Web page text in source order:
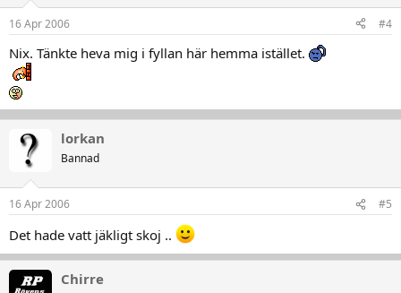
16 Apr 2006 #4
Nix. Tänkte heva mig i fyllan här hemma istället.
lorkan
Bannad
16 Apr 2006 #5
Det hade vatt jäkligt skoj ..
Chirre